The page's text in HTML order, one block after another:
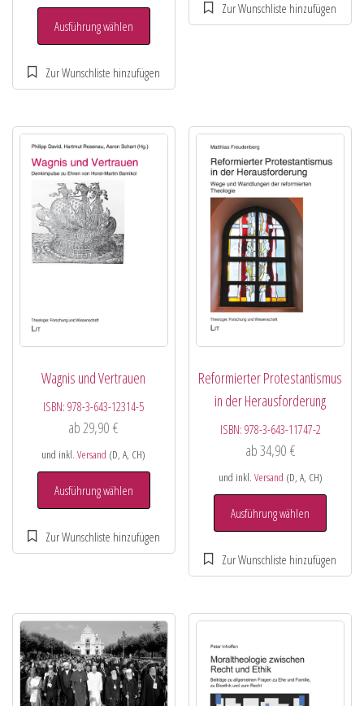
Ausführung wählen
Wagnis und Vertrauen
ISBN:978-3-643-12314-5
ab29,90€
und inkl.Versand (D, A, CH)
Ausführung wählen
Reformierter Protestantismus
in der Herausforderung
ISBN: 978-3-643-11747-2
ab34,90 €
und inkl. Versand (D, A, CH)
Ausführung wählen